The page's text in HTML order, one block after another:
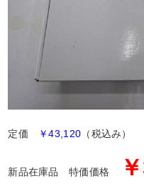
定価 ￥43,120 （税込み）
新品在庫品 特価価格